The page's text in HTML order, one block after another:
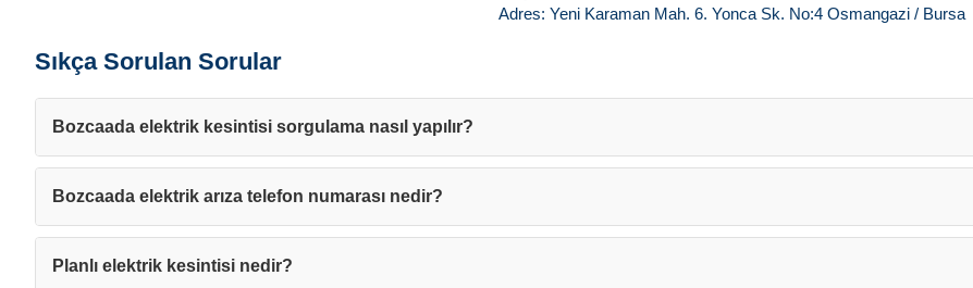
Adres: Yeni Karaman Mah. 6. Yonca Sk. No:4 Osmangazi / Bursa
Sıkça Sorulan Sorular
Bozcaada elektrik kesintisi sorgulama nasıl yapılır?
Bozcaada elektrik arıza telefon numarası nedir?
Planlı elektrik kesintisi nedir?